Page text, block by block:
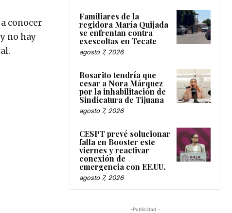
conocer
no hay
Familiares de la
regidora María Quijada
se enfrentan contra
exescoltas en Tecate
agosto 7, 2026
Rosarito tendría que
cesar a Nora Márquez
por la inhabilitación de
Sindicatura de Tijuana
agosto 7, 2026
CESPT prevé solucionar
falla en Booster este
viernes y reactivar
conexión de
emergencia con EE.UU.
agosto 7, 2026
-Publicidad -